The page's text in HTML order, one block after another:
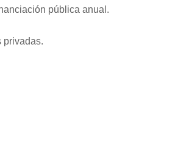
pública anual.
privadas.